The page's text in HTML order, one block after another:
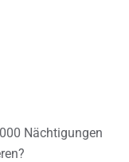
Nächtigungen